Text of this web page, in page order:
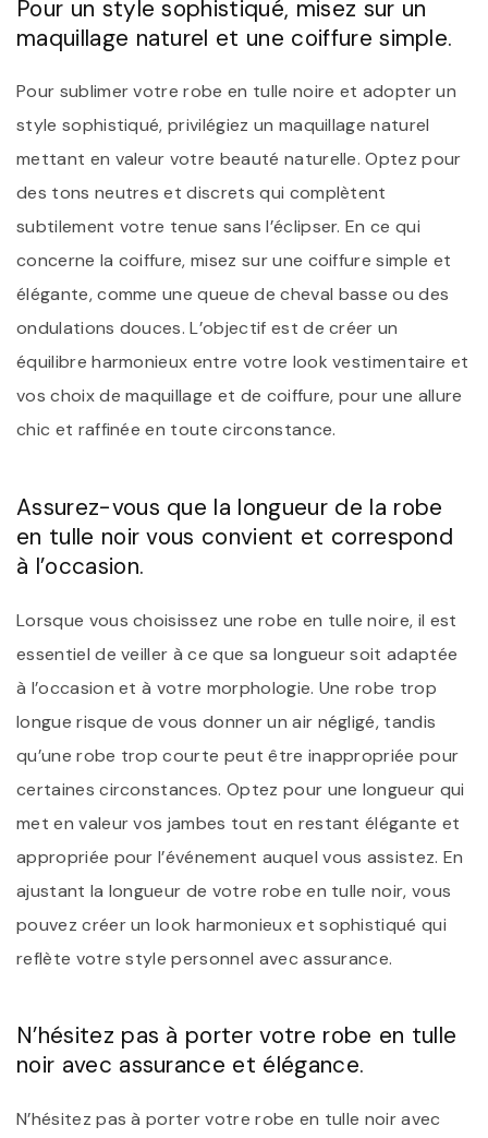
Pour un style sophistiqué, misez sur un
maquillage naturel et une coiffure simple.
Pour sublimer votre robe en tulle noire et adopter un
style sophistiqué, privilégiez un maquillage naturel
mettant en valeur votre beauté naturelle. Optez pour
des tons neutres et discrets qui complètent
subtilement votre tenue sans l’éclipser. En ce qui
concerne la coiffure, misez sur une coiffure simple et
élégante, comme une queue de cheval basse ou des
ondulations douces. L’objectif est de créer un
équilibre harmonieux entre votre look vestimentaire et
vos choix de maquillage et de coiffure, pour une allure
chic et raffinée en toute circonstance.
Assurez-vous que la longueur de la robe
en tulle noir vous convient et correspond
à l’occasion.
Lorsque vous choisissez une robe en tulle noire, il est
essentiel de veiller à ce que sa longueur soit adaptée
à l’occasion et à votre morphologie. Une robe trop
longue risque de vous donner un air négligé, tandis
qu’une robe trop courte peut être inappropriée pour
certaines circonstances. Optez pour une longueur qui
met en valeur vos jambes tout en restant élégante et
appropriée pour l’événement auquel vous assistez. En
ajustant la longueur de votre robe en tulle noir, vous
pouvez créer un look harmonieux et sophistiqué qui
reflète votre style personnel avec assurance.
N’hésitez pas à porter votre robe en tulle
noir avec assurance et élégance.
N’hésitez pas à porter votre robe en tulle noir avec